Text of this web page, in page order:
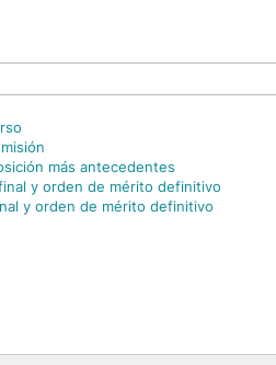
más antecedentes
y orden de mérito definitivo
y orden de mérito definitivo